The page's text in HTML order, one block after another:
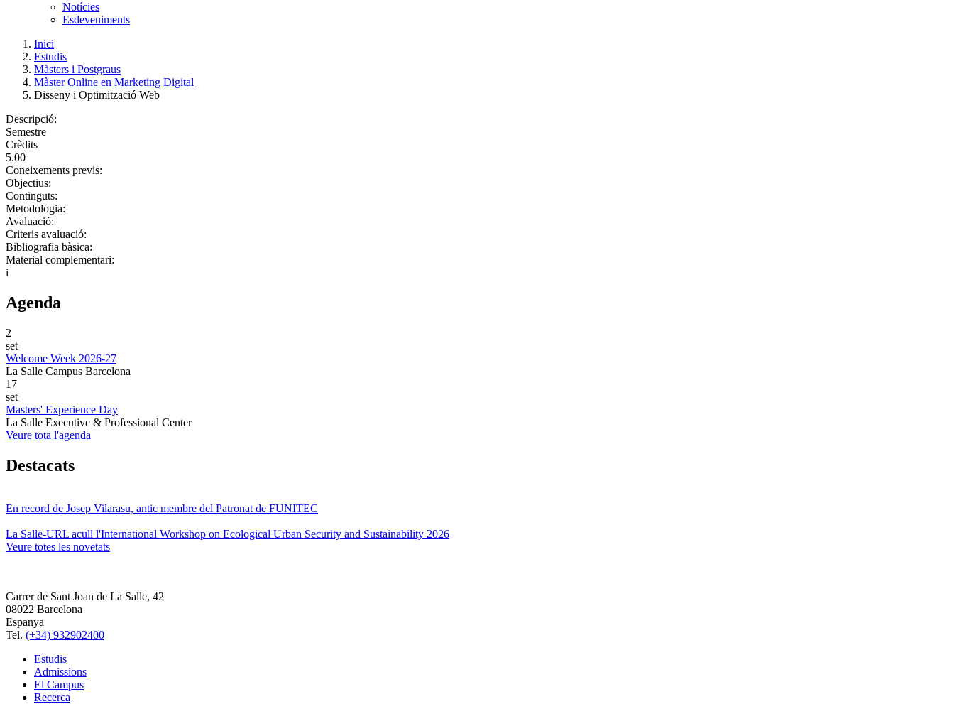
Notícies
Esdeveniments
Inici
Estudis
Màsters i Postgraus
Màster Online en Marketing Digital
Disseny i Optimització Web
Descripció:
Semestre
Crèdits
5.00
Coneixements previs:
Objectius:
Continguts:
Metodologia:
Avaluació:
Criteris avaluació:
Bibliografia bàsica:
Material complementari:
i
Agenda
2
set
Welcome Week 2026-27
La Salle Campus Barcelona
17
set
Masters' Experience Day
La Salle Executive & Professional Center
Veure tota l'agenda
Destacats
En record de Josep Vilarasu, antic membre del Patronat de FUNITEC
La Salle-URL acull l'International Workshop on Ecological Urban Security and Sustainability 2026
Veure totes les novetats
Carrer de Sant Joan de La Salle, 42
08022 Barcelona
Espanya
Tel. (+34) 932902400
Estudis
Admissions
El Campus
Recerca